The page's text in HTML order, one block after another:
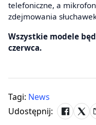
telefoniczne, a
zdejmowania
Wszystkie modele
czerwca.
Tagi: News
Udostępnij: